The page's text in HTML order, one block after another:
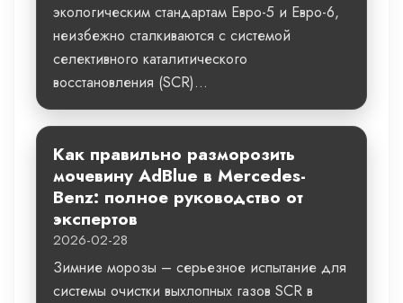
экологическим стандартам Евро-5 и Евро-6,
неизбежно сталкиваются с системой
селективного каталитического
восстановления (SCR)...
Как правильно разморозить
мочевину AdBlue в Mercedes-
Benz: полное руководство от
экспертов
2026-02-28
Зимние морозы – серьезное испытание для
системы очистки выхлопных газов SCR в